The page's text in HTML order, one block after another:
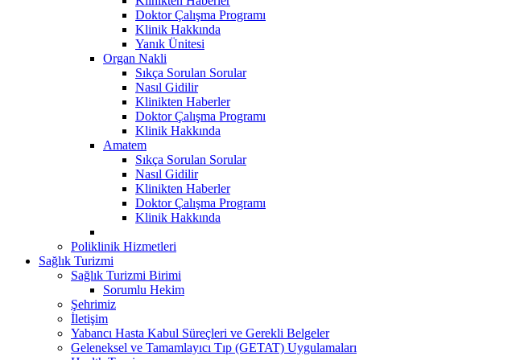
Doktor Çalışma Programı
Klinik Hakkında
Yanık Ünitesi
Organ Nakli
Sıkça Sorulan Sorular
Nasıl Gidilir
Klinikten Haberler
Doktor Çalışma Programı
Klinik Hakkında
Amatem
Sıkça Sorulan Sorular
Nasıl Gidilir
Klinikten Haberler
Doktor Çalışma Programı
Klinik Hakkında
Poliklinik Hizmetleri
Sağlık Turizmi
Sağlık Turizmi Birimi
Sorumlu Hekim
Şehrimiz
İletişim
Yabancı Hasta Kabul Süreçleri ve Gerekli Belgeler
Geleneksel ve Tamamlayıcı Tıp (GETAT) Uygulamaları